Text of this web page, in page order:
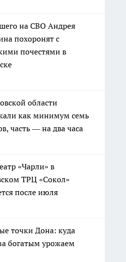
на СВО Андрея
похоронят с
почестями в
области
как минимум семь
часть — на два часа
«Чарли» в
ТРЦ «Сокол»
после июля
точки Дона: куда
богатым урожаем